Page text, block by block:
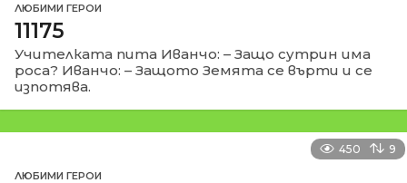
ЛЮБИМИ ГЕРОИ
11175
Учителката пита Иванчo: – Защо сутрин има
роса? Ивaнчо: – Защото Земята се върти и се
изпотявa.
450 9
ЛЮБИМИ ГЕРОИ